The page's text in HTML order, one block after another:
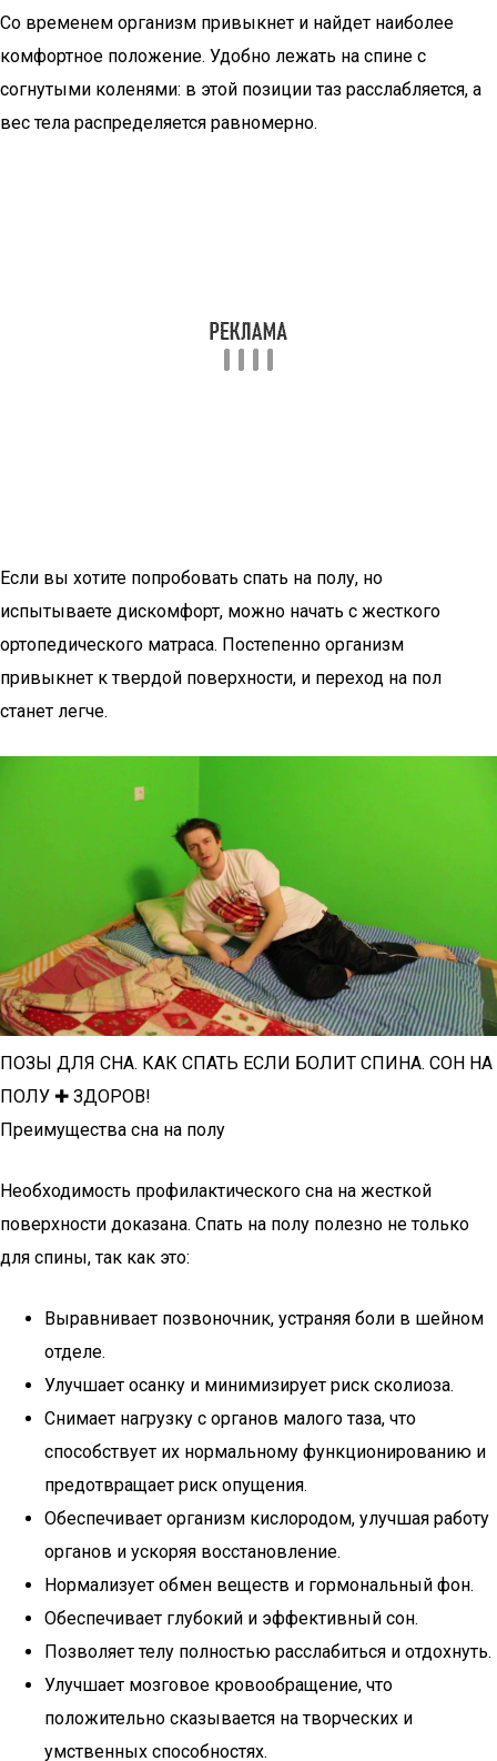
Со временем организм привыкнет и найдет наиболее
комфортное положение. Удобно лежать на спине с
согнутыми коленями: в этой позиции таз расслабляется, а
вес тела распределяется равномерно.
Если вы хотите попробовать спать на полу, но
испытываете дискомфорт, можно начать с жесткого
ортопедического матраса. Постепенно организм
привыкнет к твердой поверхности, и переход на пол
станет легче.
ПОЗЫ ДЛЯ СНА. КАК СПАТЬ ЕСЛИ БОЛИТ СПИНА. СОН НА
ПОЛУ ✚ ЗДОРОВ!
Преимущества сна на полу
Необходимость профилактического сна на жесткой
поверхности доказана. Спать на полу полезно не только
для спины, так как это:
Выравнивает позвоночник, устраняя боли в шейном
отделе.
Улучшает осанку и минимизирует риск сколиоза.
Снимает нагрузку с органов малого таза, что
способствует их нормальному функционированию и
предотвращает риск опущения.
Обеспечивает организм кислородом, улучшая работу
органов и ускоряя восстановление.
Нормализует обмен веществ и гормональный фон.
Обеспечивает глубокий и эффективный сон.
Позволяет телу полностью расслабиться и отдохнуть.
Улучшает мозговое кровообращение, что
положительно сказывается на творческих и
умственных способностях.